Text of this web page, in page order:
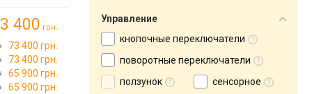
400 грн.
73 400 грн.
73 400 грн.
65 900 грн.
65 900 грн.
Управление
кнопочные переключатели
поворотные переключатели
ползунок
сенсорное